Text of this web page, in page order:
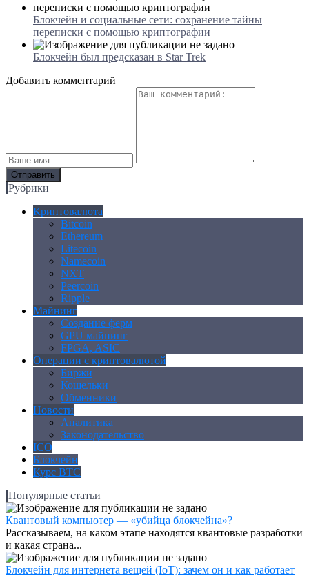
Блокчейн и социальные сети: сохранение тайны
переписки с помощью криптографии
Блокчейн был предсказан в Star Trek
Добавить комментарий
Рубрики
Криптовалюта
Bitcoin
Ethereum
Litecoin
Namecoin
NXT
Peercoin
Ripple
Майнинг
Создание ферм
GPU майнинг
FPGA, ASIC
Операции с криптовалютой
Биржи
Кошельки
Обменники
Новости
Аналитика
Законодательство
ICO
Блокчейн
Курс BTC
Популярные статьи
Квантовый компьютер — «убийца блокчейна»?
Рассказываем, на каком этапе находятся квантовые разработки
и какая страна...
Блокчейн для интернета вещей (IoT): зачем он и как работает